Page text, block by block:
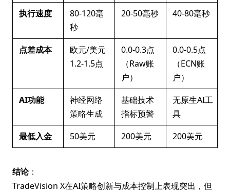
执行速度
80-120毫
秒
20-50毫秒 40-80毫秒
点差成本
欧元/美元
1.2-1.5点
0.0-0.3点
（Raw账
户）
0.0-0.5点
（ECN账
户）
AI功能
神经网络
策略生成
基础技术
指标预警
无原生AI工
具
最低入金
50美元 200美元 200美元
结论：
TradeVision X在AI策略创新与成本控制上表现突出，但